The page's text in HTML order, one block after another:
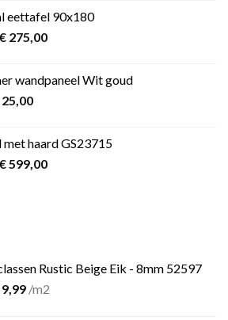
349,00.€ 275,00.
eettafel 90x180
Oorspronkelijke
€ 349,00.
€275,00Huidige
€ 275,00.
wandpaneel Wit goud
Huidige
€ 25,00.
met haard GS23715
Oorspronkelijke
€599,00Huidige
Rustic Beige Eik - 8mm 52597
Huidige
/m2